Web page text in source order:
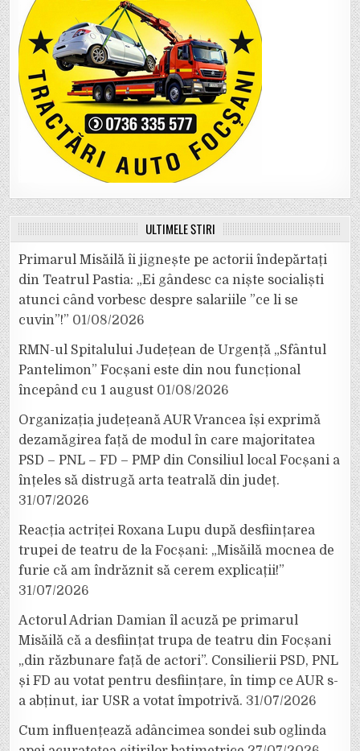
ULTIMELE ȘTIRI
Primarul Misăilă îi jignește pe actorii îndepărtați
din Teatrul Pastia: „Ei gândesc ca niște socialiști
atunci când vorbesc despre salariile ”ce li se
cuvin”!” 01/08/2026
RMN-ul Spitalului Județean de Urgență „Sfântul
Pantelimon” Focșani este din nou funcțional
începând cu 1 august 01/08/2026
Organizația județeană AUR Vrancea își exprimă
dezamăgirea față de modul în care majoritatea
PSD – PNL – FD – PMP din Consiliul local Focșani a
înțeles să distrugă arta teatrală din județ.
31/07/2026
Reacția actriței Roxana Lupu după desființarea
trupei de teatru de la Focșani: „Misăilă mocnea de
furie că am îndrăznit să cerem explicații!”
31/07/2026
Actorul Adrian Damian îl acuză pe primarul
Misăilă că a desființat trupa de teatru din Focșani
„din răzbunare față de actori”. Consilierii PSD, PNL
și FD au votat pentru desființare, în timp ce AUR s-
a abținut, iar USR a votat împotrivă. 31/07/2026
Cum influențează adâncimea sondei sub oglinda